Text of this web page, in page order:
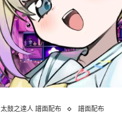
太鼓之達人 譜面配布 譜面配布